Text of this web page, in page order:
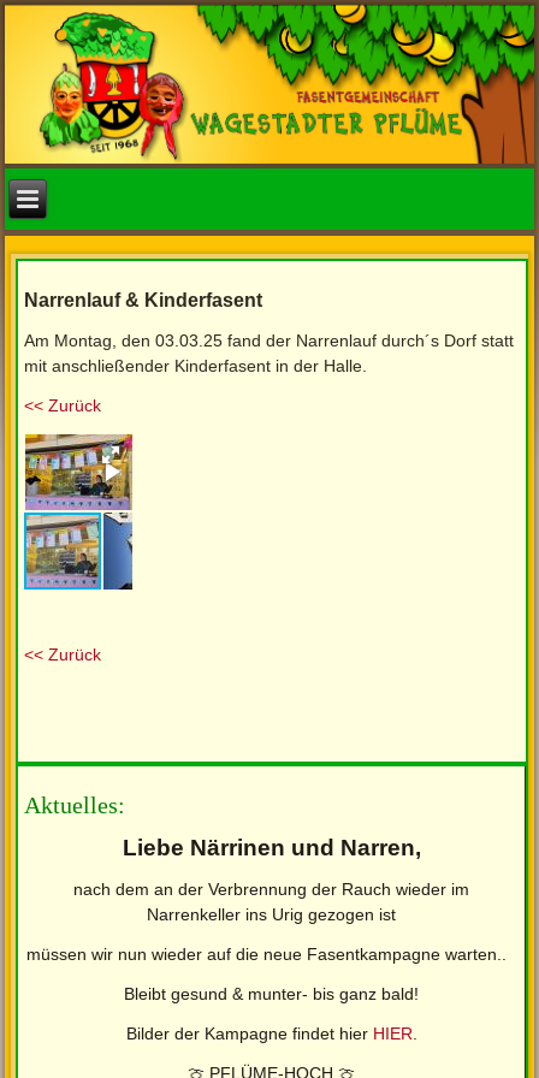
Narrenlauf & Kinderfasent
Am Montag, den 03.03.25 fand der Narrenlauf durch´s Dorf statt
mit anschließender Kinderfasent in der Halle.
<< Zurück
<< Zurück
Aktuelles:
Liebe Närrinen und Narren,
nach dem an der Verbrennung der Rauch wieder im
Narrenkeller ins Urig gezogen ist
müssen wir nun wieder auf die neue Fasentkampagne warten..
Bleibt gesund & munter- bis ganz bald!
Bilder der Kampagne findet hier HIER
🍈 PFLÜME-HOCH 🍈